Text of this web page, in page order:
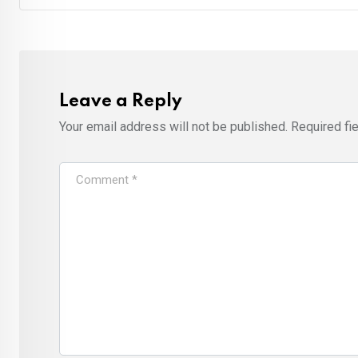
Leave a Reply
Your email address will not be published. Required